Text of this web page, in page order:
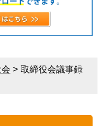
>取締役会議事録